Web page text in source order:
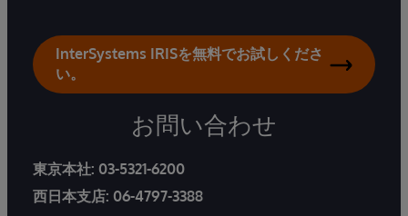
InterSystems IRISを無料でお試しくださ
い。
お問い合わせ
東京本社: 03-5321-6200
西日本支店: 06-4797-3388